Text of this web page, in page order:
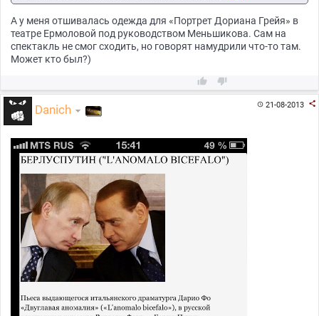
А у меня отшивалась одежда для «Портрет Дориана Грейя» в
театре Ермоловой под руководством Меньшикова. Сам на
спектакль не смог сходить, но говорят намудрили что-то там.
Может кто был?)
 
21-08-2013 
Danich